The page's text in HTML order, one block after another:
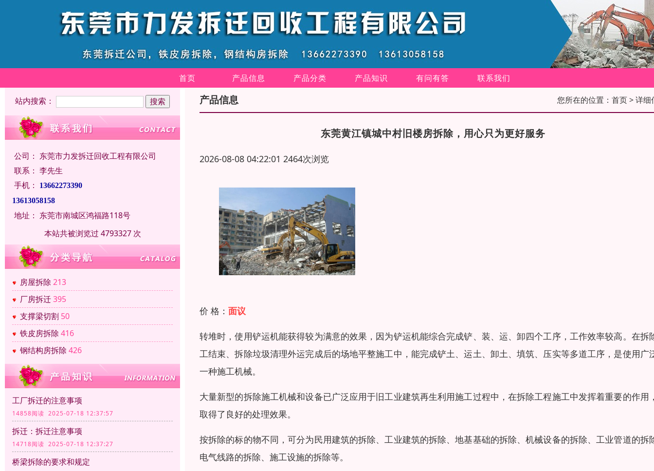
首页 产品信息 产品分类 产品知识 有问有答 联系我们
站内搜索：
公司： 东莞市力发拆迁回收工程有限公司
联系： 李先生
手机：
13662273390
13613058158
地址： 东莞市南城区鸿福路118号
本站共被浏览过 4793327 次
房屋拆除 213
厂房拆迁395
支撑梁切割 50
铁皮房拆除 416
钢结构房拆除 426
工厂拆迁的注意事项
14858阅读 2025-07-18 12:37:57
拆迁：拆迁注意事项
14718阅读 2025-07-18 12:37:27
桥梁拆除的要求和规定
产品信息 您所在的位置： 首页> 详细
东莞黄江镇城中村旧楼房拆除，用心只为更好服务
2026-08-08 04:22:01 2464次浏览
价 格： 面议
转堆时，使用铲运机能获得较为满意的效果，因为铲运机能综合完成铲、装、运、卸四个工序，工作效率较高。在拆
工结束、拆除垃圾清理外运完成后的场地平整施工中，能完成铲土、运土、卸土、填筑、压实等多道工序，是使用广
一种施工机械。
大量新型的拆除施工机械和设备已广泛应用于旧工业建筑再生利用施工过程中，在拆除工程施工中发挥着重要的作用
取得了良好的处理效果。
按拆除的标的物不同，可分为民用建筑的拆除、工业建筑的拆除、地基基础的拆除、机械设备的拆除、工业管道的拆
电气线路的拆除、施工设施的拆除等。